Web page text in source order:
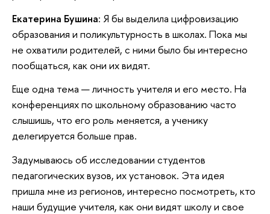
Екатерина Бушина: Я бы выделила цифровизацию
образования и поликультурность в школах. Пока мы
не охватили родителей, с ними было бы интересно
пообщаться, как они их видят.
Еще одна тема — личность учителя и его место. На
конференциях по школьному образованию часто
слышишь, что его роль меняется, а ученику
делегируется больше прав.
Задумываюсь об исследовании студентов
педагогических вузов, их установок. Эта идея
пришла мне из регионов, интересно посмотреть, кто
наши будущие учителя, как они видят школу и свое